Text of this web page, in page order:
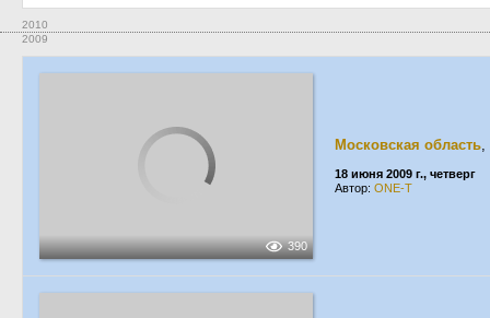
2010
2009
390
Московская область,
18 июня 2009 г., четверг
Автор: ONE-T